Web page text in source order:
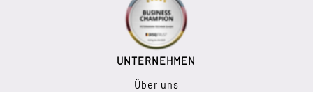
UNTERNEHMEN
Über uns